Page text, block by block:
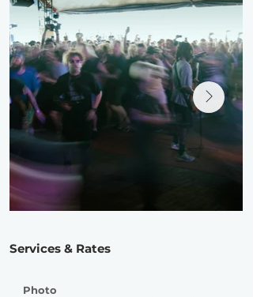
Services & Rates
Photo